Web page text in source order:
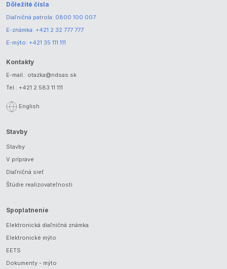
Dôležité čísla
Diaľničná patrola: 0800 100 007
E-známka: +421 2 32 777 777
E-mýto: +421 35 111 111
Kontakty
E-mail.: otazka@ndsas.sk
Tel.: +421 2 583 11 111
English
Stavby
Stavby
V príprave
Diaľničná sieť
Štúdie realizovateľnosti
Spoplatnenie
Elektronická diaľničná známka
Elektronické mýto
EETS
Dokumenty - mýto